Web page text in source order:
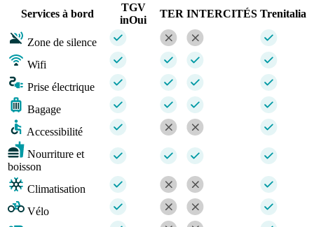
Services à bord
TGV
inOui
TER INTERCITÉS Trenitalia
Zone de silence
Wifi
Prise électrique
Bagage
Accessibilité
Nourriture et
boisson
Climatisation
Vélo